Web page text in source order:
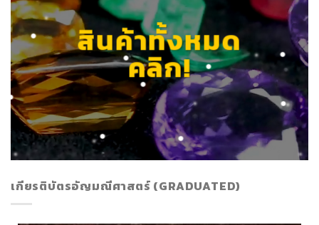
สินค้าทั้งหมด
คลิก!
เกียรติบัตรอัญมณีศาสตร์ (GRADUATED)